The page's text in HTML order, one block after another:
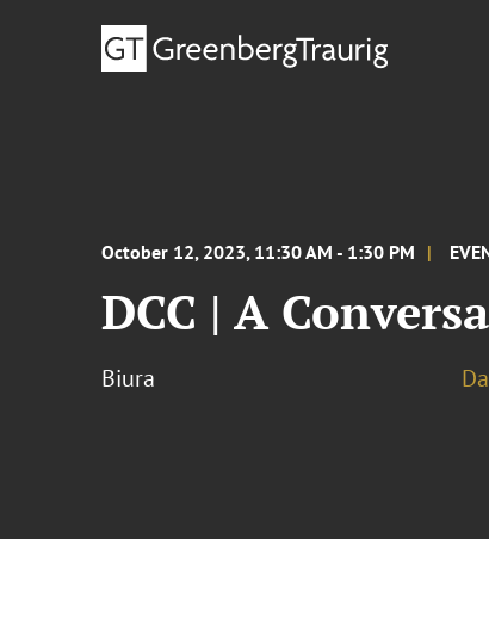
October 12, 2023, 11:30 AM - 1:30 PM
DCC | A
Biura